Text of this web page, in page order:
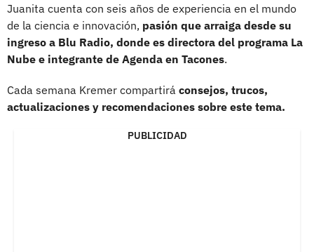
Juanita cuenta con seis años de experiencia en el mundo
de la ciencia e innovación, pasión que arraiga desde su
ingreso a Blu Radio, donde es directora del programa La
Nube e integrante de Agenda en Tacones.
Cada semana Kremer compartirá consejos, trucos,
actualizaciones y recomendaciones sobre este tema.
PUBLICIDAD